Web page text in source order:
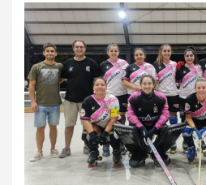
ce
b
o
o
k
tt
er
ail m
p
ar
tir